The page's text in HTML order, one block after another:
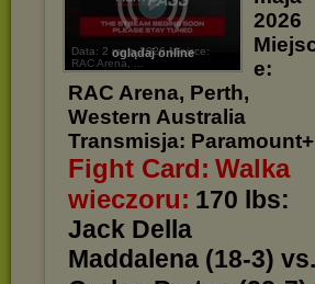
oglądaj online
Data: 2 maja 2026 Miejsce:
RAC Arena, ...
2026
e:
RAC Arena, Perth,
Western Australia
Transmisja: Paramount+
Fight Card: Walka
wieczoru: 170 lbs:
Jack Della
Maddalena (18-3) vs.